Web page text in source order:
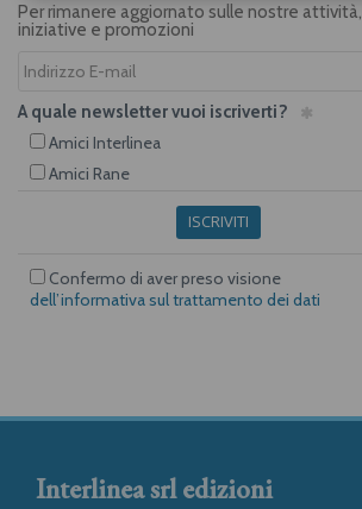
Per rimanere aggiornato sulle nostre attività,
iniziative e promozioni
A quale newsletter vuoi iscriverti?
Amici Interlinea
Amici Rane
ISCRIVITI
Confermo di aver preso visione
dell’informativa sul trattamento dei dati
Interlinea srl edizioni